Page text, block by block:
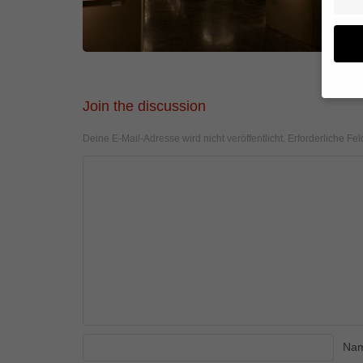
Join the discussion
Deine E-Mail-Adresse wird nicht veröffentlicht. Erforderliche